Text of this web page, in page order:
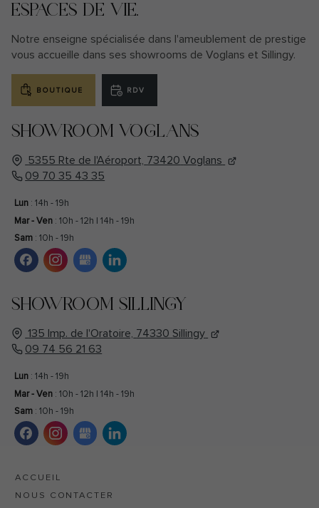
SHOWROOM VOGLANS
5355 Rte de l'Aéroport, 73420 Voglans
09 70 35 43 35
Lun : 14h - 19h
Mar - Ven : 10h - 12h | 14h - 19h
Sam : 10h - 19h
SHOWROOM SILLINGY
135 Imp. de l'Oratoire, 74330 Sillingy
09 74 56 21 63
Lun : 14h - 19h
Mar - Ven : 10h - 12h | 14h - 19h
Sam : 10h - 19h
ACCUEIL
NOUS CONTACTER
ESPACES DE VIE.
Notre enseigne spécialisée dans l'ameublement de prestige
vous accueille dans ses showrooms de Voglans et Sillingy.
BOUTIQUE RDV